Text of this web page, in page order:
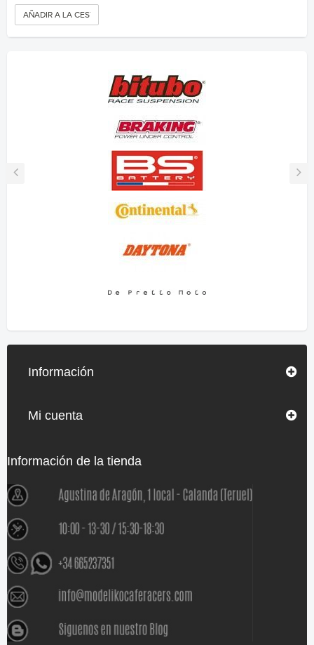
AÑADIR A LA CESTA
Información
Mi cuenta
Información de la tienda